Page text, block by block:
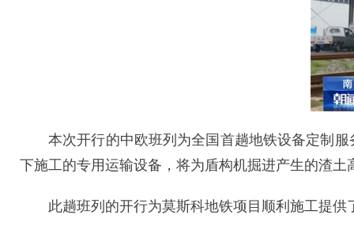
本次开行的中欧班列为全国首趟地铁设备定制
下施工的专用运输设备，将为盾构机掘进产生的渣土
此趟班列的开行为莫斯科地铁项目顺利施工提